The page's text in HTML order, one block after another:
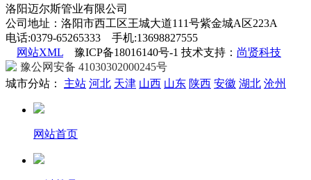
洛阳迈尔斯管业有限公司
公司地址：洛阳市西工区王城大道111号紫金城A区223A
电话:0379-65265333 手机:13698827555
网站XML 豫ICP备18016140号-1 技术支持： 尚贤科技
豫公网安备 41030302000245号
城市分站：
主站 河北 天津 山西 山东 陕西 安徽 湖北 沧州
网站首页